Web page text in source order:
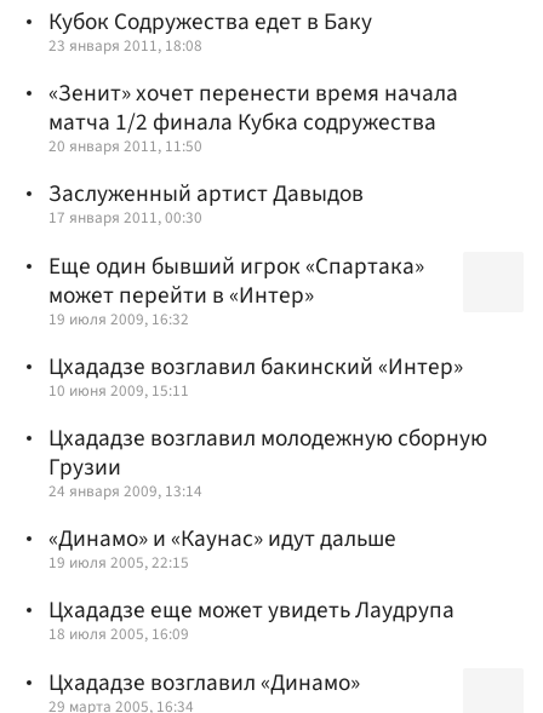
Кубок Содружества едет в Баку
23 января 2011, 18:08
«Зенит» хочет перенести время начала
матча 1/2 финала Кубка содружества
20 января 2011, 11:50
Заслуженный артист Давыдов
17 января 2011, 00:30
Еще один бывший игрок «Спартака»
может перейти в «Интер»
19 июля 2009, 16:32
Цхададзе возглавил бакинский «Интер»
10 июня 2009, 15:11
Цхададзе возглавил молодежную сборную
Грузии
24 января 2009, 13:14
«Динамо» и «Каунас» идут дальше
19 июля 2005, 22:15
Цхададзе еще может увидеть Лаудрупа
18 июля 2005, 16:09
Цхададзе возглавил «Динамо»
29 марта 2005, 16:34